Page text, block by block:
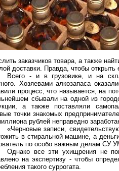
заказчиков товара, а также
доставки. Правда, чтобы
Всего - и в грузовике, и на
Хозяевами алкозапаса
процесс, что называется, на
сбывали на одной из
а также поставляли
точки знакомых
рублей неправедно
«Черновые записи,
в стиральной машине, а
по особо важным делам СУ
Однако все эти ухищрения не
на экспертизу - чтобы
такого суррогата.